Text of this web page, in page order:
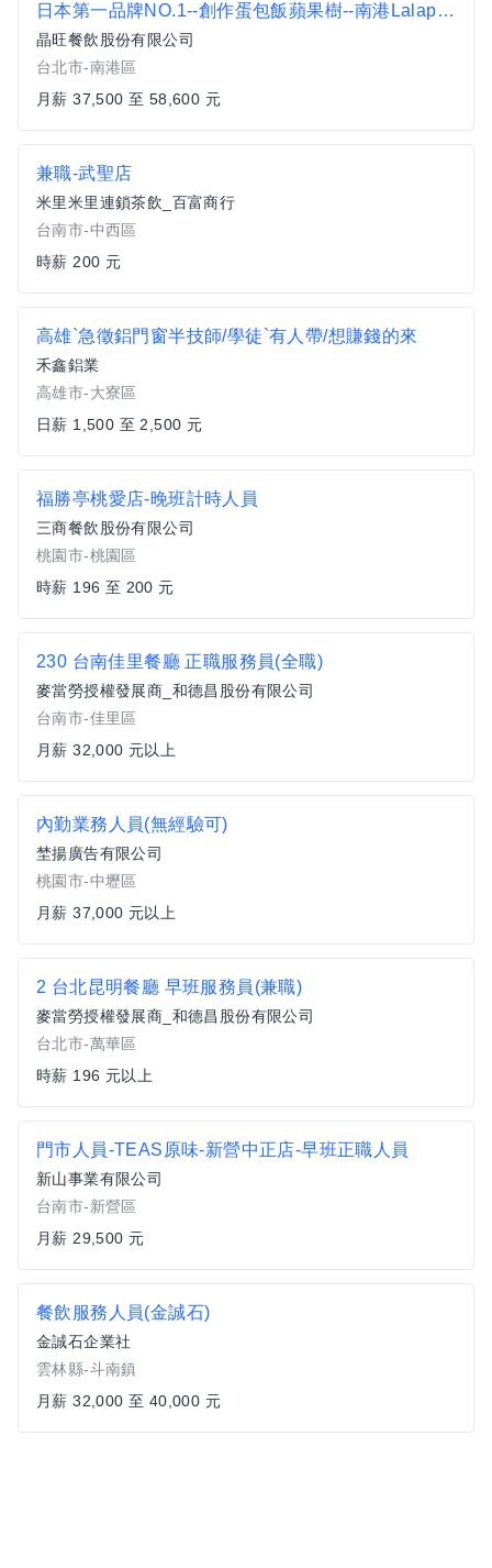
日本第一品牌NO.1--創作蛋包飯蘋果樹--南港Lalaport店-正職及儲備幹部(薪資37500-58600)
晶旺餐飲股份有限公司
台北市-南港區
月薪 37,500 至 58,600 元
兼職-武聖店
米里米里連鎖茶飲_百富商行
台南市-中西區
時薪 200 元
高雄`急徵鋁門窗半技師/學徒`有人帶/想賺錢的來
禾鑫鋁業
高雄市-大寮區
日薪 1,500 至 2,500 元
福勝亭桃愛店-晚班計時人員
三商餐飲股份有限公司
桃園市-桃園區
時薪 196 至 200 元
230 台南佳里餐廳 正職服務員(全職)
麥當勞授權發展商_和德昌股份有限公司
台南市-佳里區
月薪 32,000 元以上
內勤業務人員(無經驗可)
埜揚廣告有限公司
桃園市-中壢區
月薪 37,000 元以上
2 台北昆明餐廳 早班服務員(兼職)
麥當勞授權發展商_和德昌股份有限公司
台北市-萬華區
時薪 196 元以上
門市人員-TEAS原味-新營中正店-早班正職人員
新山事業有限公司
台南市-新營區
月薪 29,500 元
餐飲服務人員(金誠石)
金誠石企業社
雲林縣-斗南鎮
月薪 32,000 至 40,000 元